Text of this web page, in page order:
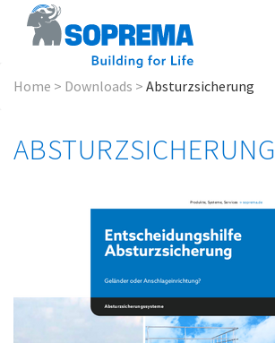
Home > Downloads > Absturzsicherung
ABSTURZSICHERUNG